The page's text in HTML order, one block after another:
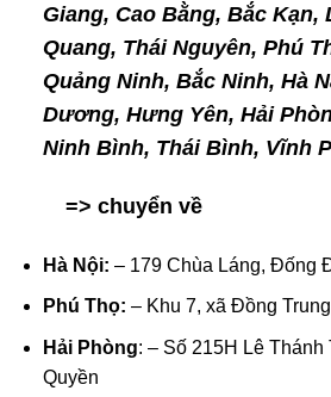
Giang, Cao Bằng, Bắc Kạn,
Quang, Thái Nguyên, Phú
Quảng Ninh, Bắc Ninh, Hà
Dương, Hưng Yên, Hải
Ninh Bình, Thái Bình, Vĩnh
=> chuyển về
Hà Nội: – 179 Chùa Láng, Đống
Phú Thọ: – Khu 7, xã Đồng
Hải Phòng: – Số 215H Lê Thánh
Quyền